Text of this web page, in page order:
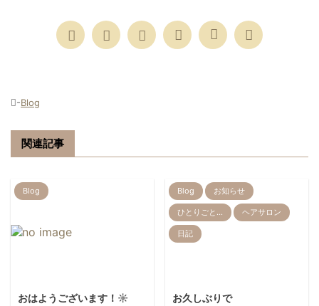
-Blog
関連記事
Blog
おはようございます！☼
Blog お知らせ
ひとりごと… ヘアサロン
日記
お久しぶりで